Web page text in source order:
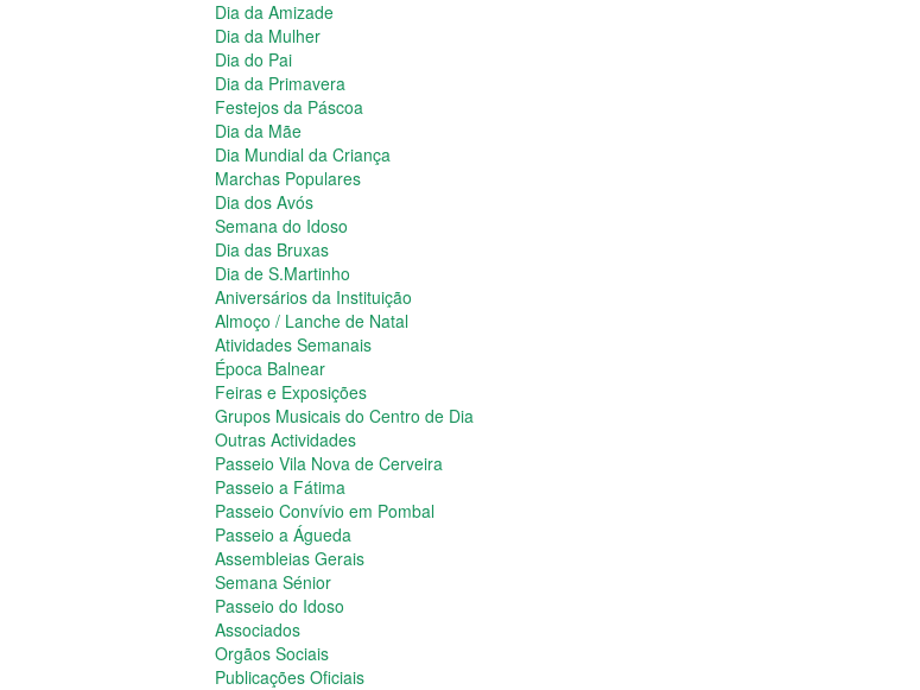
Dia da Amizade
Dia da Mulher
Dia do Pai
Dia da Primavera
Festejos da Páscoa
Dia da Mãe
Dia Mundial da Criança
Marchas Populares
Dia dos Avós
Semana do Idoso
Dia das Bruxas
Dia de S.Martinho
Aniversários da Instituição
Almoço / Lanche de Natal
Atividades Semanais
Época Balnear
Feiras e Exposições
Grupos Musicais do Centro de Dia
Outras Actividades
Passeio Vila Nova de Cerveira
Passeio a Fátima
Passeio Convívio em Pombal
Passeio a Águeda
Assembleias Gerais
Semana Sénior
Passeio do Idoso
Associados
Orgãos Sociais
Publicações Oficiais